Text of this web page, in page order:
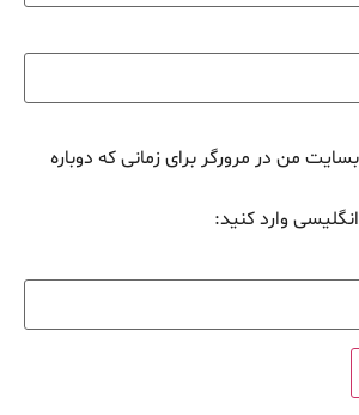
من در مرورگر برای زمانی که دوباره
وارد کنید: